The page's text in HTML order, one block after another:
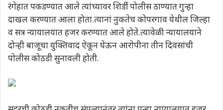
रंगेहात पकडण्यात आले त्यांच्यावर शिर्डी पोलीस ठाण्यात गुन्हा
दाखल करण्यात आला होता.त्यानां नुकतेच कोपरगाव येथील जिल्हा
व सत्र न्यायालयात हजर करण्यात आले होते.त्यावेळी न्यायालयाने
दोन्ही बाजूचा युक्तिवाद ऐकून घेऊन आरोपीना तीन दिवसांची
पोलीस कोठडी सुनावली होती.